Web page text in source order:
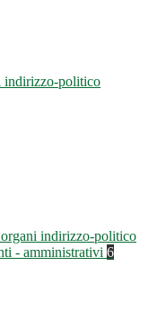
indirizzo-politico
indirizzo-politico
- amministrativi 6